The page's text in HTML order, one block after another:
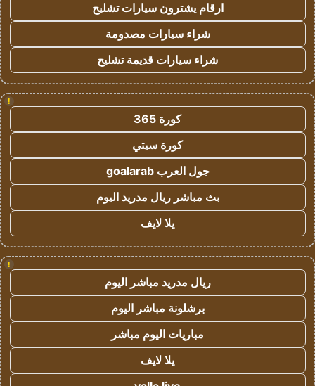
ارقام يشترون سيارات تشليح
شراء سيارات مصدومة
شراء سيارات قديمة تشليح
!
كورة 365
كورة سيتي
جول العرب goalarab
بث مباشر ريال مدريد اليوم
يلا لايف
!
ريال مدريد مباشر اليوم
برشلونة مباشر اليوم
مباريات اليوم مباشر
يلا لايف